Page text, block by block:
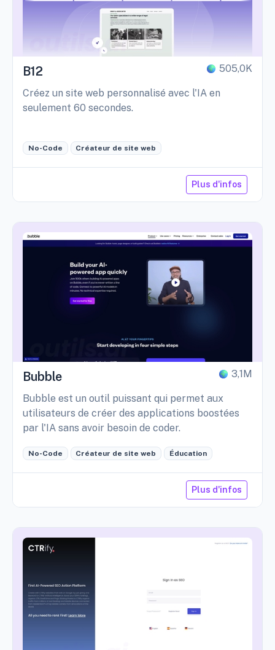
B12 505,0K
Créez un site web personnalisé avec l'IA en
seulement 60 secondes.
No-Code Créateur de site web
Plus d'infos
Bubble 3,1M
Bubble est un outil puissant qui permet aux
utilisateurs de créer des applications boostées
par l'IA sans avoir besoin de coder.
No-Code Créateur de site web Éducation
Plus d'infos